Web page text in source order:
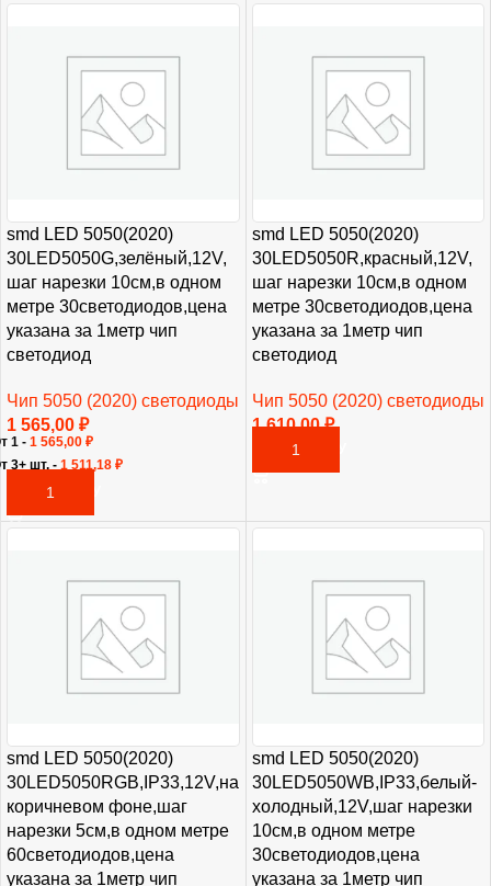
smd LED 5050(2020)
30LED5050G,зелёный,12V,
шаг нарезки 10см,в одном
метре 30светодиодов,цена
указана за 1метр чип
светодиод
Чип 5050 (2020) светодиоды
1 565,00 ₽
В КОРЗИНУ
1 - 1 565,00 ₽
3+ шт. - 1 511,18 ₽
smd LED 5050(2020)
30LED5050R,красный,12V,
шаг нарезки 10см,в одном
метре 30светодиодов,цена
указана за 1метр чип
светодиод
Чип 5050 (2020) светодиоды
1 610,00₽
В КОРЗИНУ
smd LED 5050(2020)
30LED5050RGB,IP33,12V,на
коричневом фоне,шаг
нарезки 5см,в одном метре
60светодиодов,цена
указана за 1метр чип
smd LED 5050(2020)
30LED5050WB,IP33,белый-
холодный,12V,шаг нарезки
10см,в одном метре
30светодиодов,цена
указана за 1метр чип